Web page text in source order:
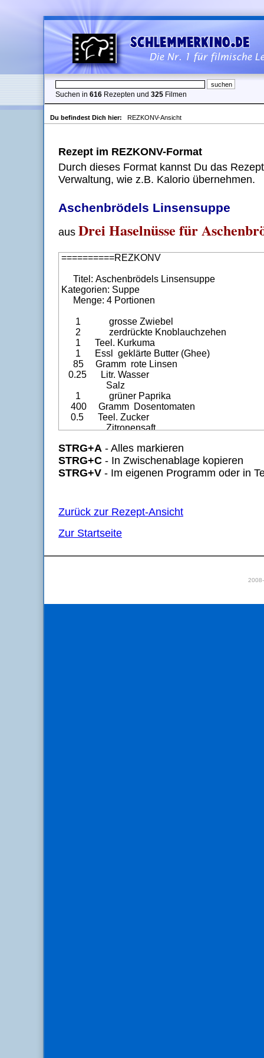
Suchen in 616 Rezepten und 325 Filmen
Du befindest Dich hier: REZKONV-Ansicht
Rezept im REZKONV-Format
Durch dieses Format kannst Du das
Verwaltung, wie z.B. Kalorio übernehmen.
Aschenbrödels Linsensuppe
aus Drei Haselnüsse für
STRG+A - Alles markieren
STRG+C - In Zwischenablage kopieren
STRG+V - Im eigenen Programm oder in
Zurück zur Rezept-Ansicht
Zur Startseite